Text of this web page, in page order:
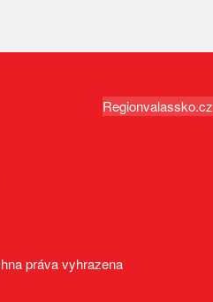
Regionvalassko.cz
práva vyhrazena